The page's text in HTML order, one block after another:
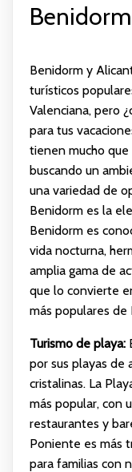
Benidorm
Benidorm y
turísticos
Valenciana, pero
para tus
tienen mucho
buscando un
una variedad de
Benidorm es la
Benidorm es
vida nocturna,
amplia gama de
que lo convierte
más populares de
Turismo de playa:
por sus playas de
cristalinas. La
más popular, con
restaurantes y
Poniente es más
para familias con